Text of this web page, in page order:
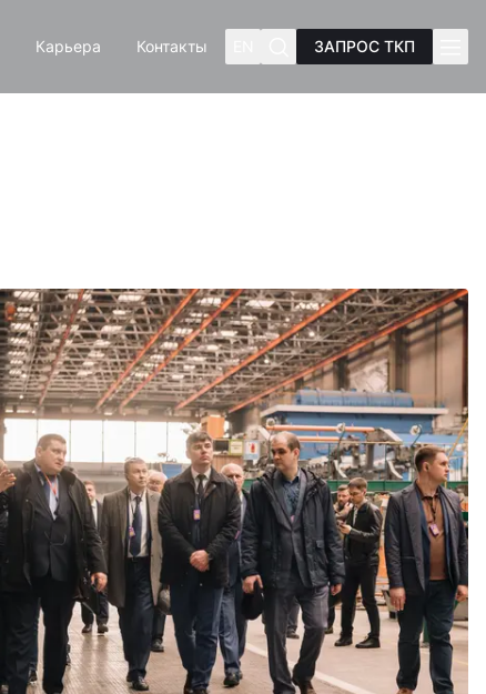
Карьера Контакты ЗАПРОС ТКП